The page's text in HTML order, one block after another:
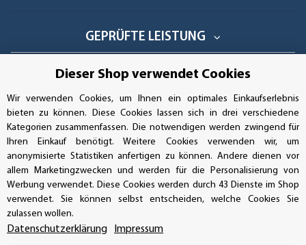
GEPRÜFTE LEISTUNG
AUFKLEBERDEALER STORE
Handwerkerring 1, D-39326 Wolmirstedt
Bestellungen/Support: +49 (0)39-201-28-98-10
Buchhaltung: +49 (0)39-201-28-98-17
info@aufkleberdealer.de
Dieser Shop verwendet Cookies
Wir verwenden Cookies, um Ihnen ein optimales Einkaufserlebnis
bieten zu können. Diese Cookies lassen sich in drei verschiedene
Kategorien zusammenfassen. Die notwendigen werden zwingend für
Ihren Einkauf benötigt. Weitere Cookies verwenden wir, um
anonymisierte Statistiken anfertigen zu können. Andere dienen vor
allem Marketingzwecken und werden für die Personalisierung von
Werbung verwendet. Diese Cookies werden durch 43 Dienste im Shop
verwendet. Sie können selbst entscheiden, welche Cookies Sie
zulassen wollen.
Datenschutzerklärung Impressum